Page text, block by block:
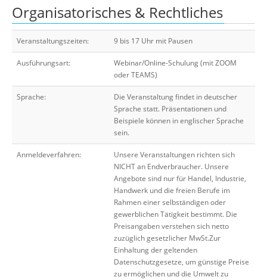
Organisatorisches & Rechtliches
Veranstaltungszeiten: 9 bis 17 Uhr mit Pausen
Ausführungsart:
Webinar/Online-Schulung (mit ZOOM
oder TEAMS)
Sprache:
Die Veranstaltung findet in deutscher
Sprache statt. Präsentationen und
Beispiele können in englischer Sprache
sein.
Anmeldeverfahren:
Unsere Veranstaltungen richten sich
NICHT an Endverbraucher. Unsere
Angebote sind nur für Handel, Industrie,
Handwerk und die freien Berufe im
Rahmen einer selbständigen oder
gewerblichen Tätigkeit bestimmt. Die
Preisangaben verstehen sich netto
zuzüglich gesetzlicher MwSt.Zur
Einhaltung der geltenden
Datenschutzgesetze, um günstige Preise
zu ermöglichen und die Umwelt zu